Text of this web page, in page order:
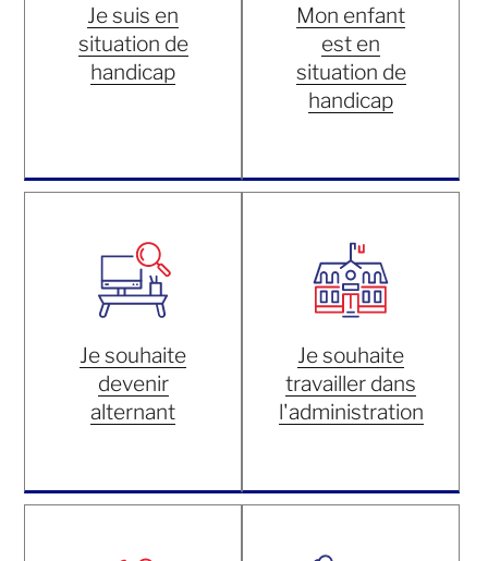
Je suis en
situation de
handicap
Mon enfant
est en
situation de
handicap
Je souhaite
devenir
alternant
Je souhaite
travailler dans
l'administration